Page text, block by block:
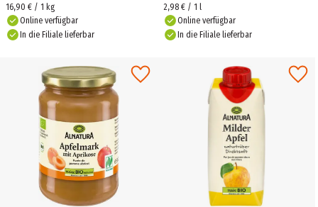
16,90 € / 1 kg
Online verfügbar
In die Filiale lieferbar
2,98 € / 1 l
Online verfügbar
In die Filiale lieferbar